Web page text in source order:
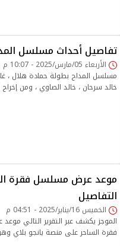
تفاصيل أحداث مسلسل المداح 5 الحلقة
الأربعاء 05/مارس/2025 - 10:07 م
مسلسل المداح بطولة حمادة هلال ،
خالد سرحان ، خالد الصاوي ، ومن
التفاصيل
الخميس 16/يناير/2025 - 04:51 م
الموجز يكشف عبر التقرير التالي
فقرة الساحر على منصة يانجو بلاي